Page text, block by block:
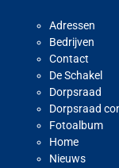
Adressen
Bedrijven
Contact
De Schakel
Dorpsraad
Dorpsraad
Fotoalbum
Home
Nieuws